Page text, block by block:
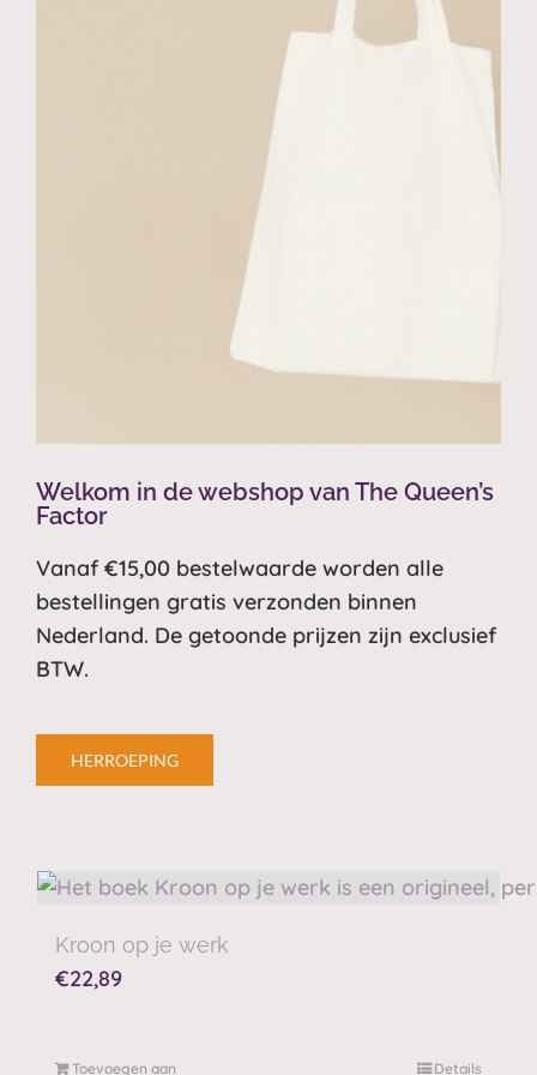
Welkom in de webshop van The Queen’s
Factor
Vanaf €15,00 bestelwaarde worden alle
bestellingen gratis verzonden binnen
Nederland. De getoonde prijzen zijn exclusief
BTW.
HERROEPING
Kroon op je werk
€22,89
Toevoegen aan Details